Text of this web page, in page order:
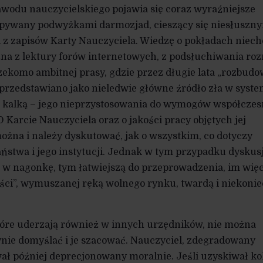
nauczycielskiego pojawia się coraz wyraźniejsze
podwyżkami darmozjad, cieszący się
zapisów Karty Nauczyciela. Wiedzę o pokładach
z lektury forów internetowych, z podsłuchiwania
ambitnej prasy, gdzie przez długie lata
jako nieledwie główne źródło zła w
– jego nieprzystosowania do wymogów
Karcie Nauczyciela oraz o jakości pracy objętych jej
i należy dyskutować, jak o wszystkim, co dotyczy
i jego instytucji. Jednak w tym przypadku
nagonkę, tym łatwiejszą do przeprowadzenia, im
wymuszanej ręką wolnego rynku, twardą i
uderzają również w innych urzędników, nie można
domyślać i je szacować. Nauczyciel, zdegradowany
później deprecjonowany moralnie. Jeśli uzyskiwał